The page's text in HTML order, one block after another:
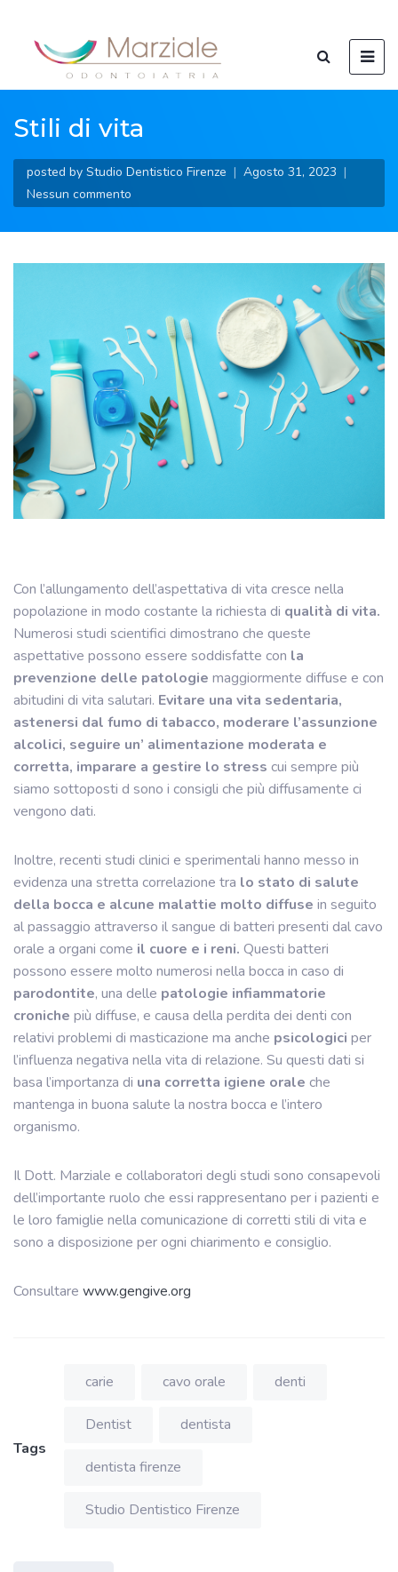
Stili di vita
posted by Studio Dentistico Firenze
Agosto 31, 2023
Nessun commento
Con l’allungamento dell’aspettativa di vita cresce nella
popolazione in modo costante la richiesta di qualità di vita.
Numerosi studi scientifici dimostrano che queste
aspettative possono essere soddisfatte con la
prevenzione delle patologie maggiormente diffuse e con
abitudini di vita salutari. Evitare una vita sedentaria,
astenersi dal fumo di tabacco, moderare l’assunzione
alcolici, seguire un’ alimentazione moderata e
corretta, imparare a gestire lo stress cui sempre più
siamo sottoposti d sono i consigli che più diffusamente ci
vengono dati.
Inoltre, recenti studi clinici e sperimentali hanno messo in
evidenza una stretta correlazione tra lo stato di salute
della bocca e alcune malattie molto diffuse in seguito
al passaggio attraverso il sangue di batteri presenti dal cavo
orale a organi come il cuore e i reni. Questi batteri
possono essere molto numerosi nella bocca in caso di
parodontite, una delle patologie infiammatorie
croniche più diffuse, e causa della perdita dei denti con
relativi problemi di masticazione ma anche psicologici per
l’influenza negativa nella vita di relazione. Su questi dati si
basa l’importanza di una corretta igiene orale che
mantenga in buona salute la nostra bocca e l’intero
organismo.
Il Dott. Marziale e collaboratori degli studi sono consapevoli
dell’importante ruolo che essi rappresentano per i pazienti e
le loro famiglie nella comunicazione di corretti stili di vita e
sono a disposizione per ogni chiarimento e consiglio.
Consultare www.gengive.org
Tags
carie cavo orale denti
Dentist dentista
dentista firenze
Studio Dentistico Firenze